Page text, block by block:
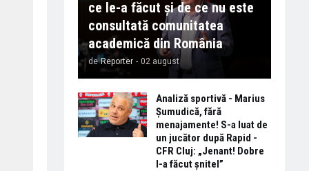
ce le-a făcut și de ce nu este
consultată comunitatea
academică din România
de Reporter - 02 august
Analiză sportivă - Marius
Șumudică, fără
menajamente! S-a luat de
un jucător după Rapid -
CFR Cluj: „Jenant! Dobre
l-a făcut șnitel”